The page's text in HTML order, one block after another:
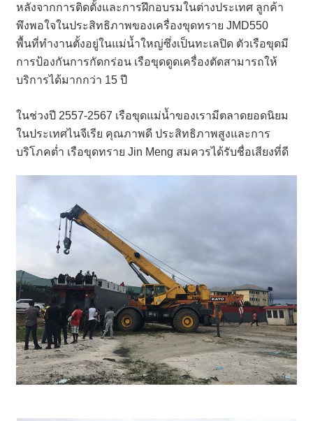
หลังจากการติดตั้งและการฝึกอบรมในต่างประเทศ ลูกค้า
พึงพอใจในประสิทธิภาพของเครื่องขุดทราย JMD550
พื้นที่ทำงานตั้งอยู่ในแม่น้ำใหญ่ซึ่งเป็นทะเลปิด ตัวเรือขุดมี
การป้องกันการกัดกร่อน เรือขุดดูดเครื่องตัดสามารถให้
บริการได้มากกว่า 15 ปี
ในช่วงปี 2557-2567 เรือขุดแม่น้ำของเรามีตลาดยอดนิยม
ในประเทศไนจีเรีย คุณภาพดี ประสิทธิภาพสูงและการ
บริโภคต่ำ เรือขุดทราย Jin Meng สมควรได้รับชื่อเสียงที่ดี